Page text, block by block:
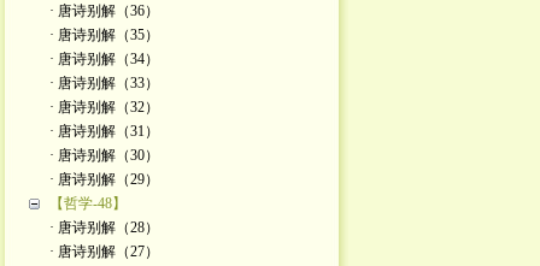
· 唐诗别解（36）
· 唐诗别解（35）
· 唐诗别解（34）
· 唐诗别解（33）
· 唐诗别解（32）
· 唐诗别解（31）
· 唐诗别解（30）
· 唐诗别解（29）
【哲学-48】
· 唐诗别解（28）
· 唐诗别解（27）